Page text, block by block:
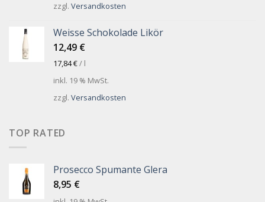
zzgl. Versandkosten
Weisse Schokolade Likör
12,49 €
17,84€/ l
inkl. 19 % MwSt.
zzgl. Versandkosten
TOP RATED
Prosecco Spumante Glera
8,95 €